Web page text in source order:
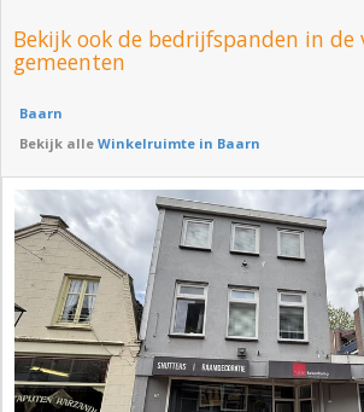
Bekijk ook de bedrijfspanden in de
gemeenten
Baarn
Bekijk alle Winkelruimte in Baarn